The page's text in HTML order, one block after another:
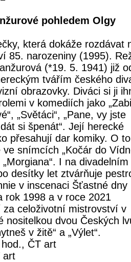
pohledem Olgy
která dokáže rozdávat
85. narozeniny (1995).
(*19. 5. 1941) již
tvářím českého
obrazovky. Diváci si ji
v komediích jako
„Světáci“, „Pane, vy jste
si špenát“. Její herecké
přesahují dar komiky. O
snímcích „Kočár do
I na divadelním
desítky let ztvárňuje
v inscenaci Šťastné dny
rok 1998 a v roce 2021
celoživotní mistrovství v
nositelkou dvou Českých
v žitě“ a „Výlet“.
ČT art
art